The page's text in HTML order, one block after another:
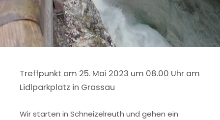
Treffpunkt am 25. Mai 2023 um 08.00 Uhr am
Lidlparkplatz in Grassau
Wir starten in Schneizelreuth und gehen ein